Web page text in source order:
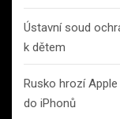
Ústavní soud
k dětem
Rusko hrozí
do iPhonů